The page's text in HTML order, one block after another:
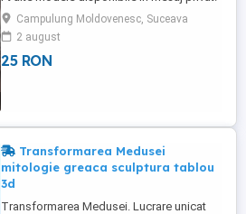
Prețul difera de oua
Campulung Moldovenesc, Suceava
2 august
25 RON
Transformarea Medusei
mitologie greaca sculptura tablou
3d
Transformarea Medusei. Lucrare unicat